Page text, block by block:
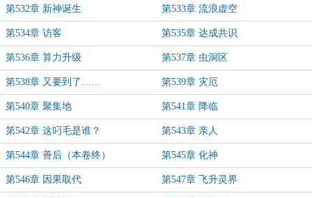
第532章 新神诞生 第533章 流浪虚空
第534章 访客 第535章 达成共识
第536章 算力升级 第537章 虫洞区
第538章 又要到了…… 第539章 灾厄
第540章 聚集地 第541章 降临
第542章 这叼毛是谁？ 第543章 亲人
第544章 善后（本卷终） 第545章 化神
第546章 因果取代 第547章 飞升灵界